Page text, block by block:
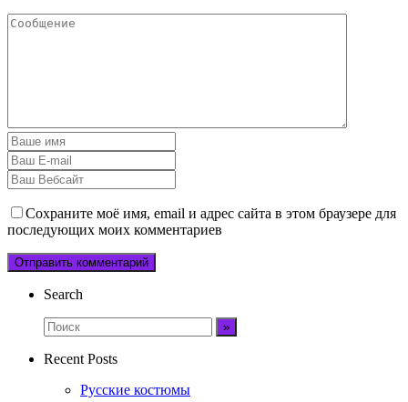
Сохраните моё имя, email и адрес сайта в этом браузере для
последующих моих комментариев
Search
Recent Posts
Русские костюмы